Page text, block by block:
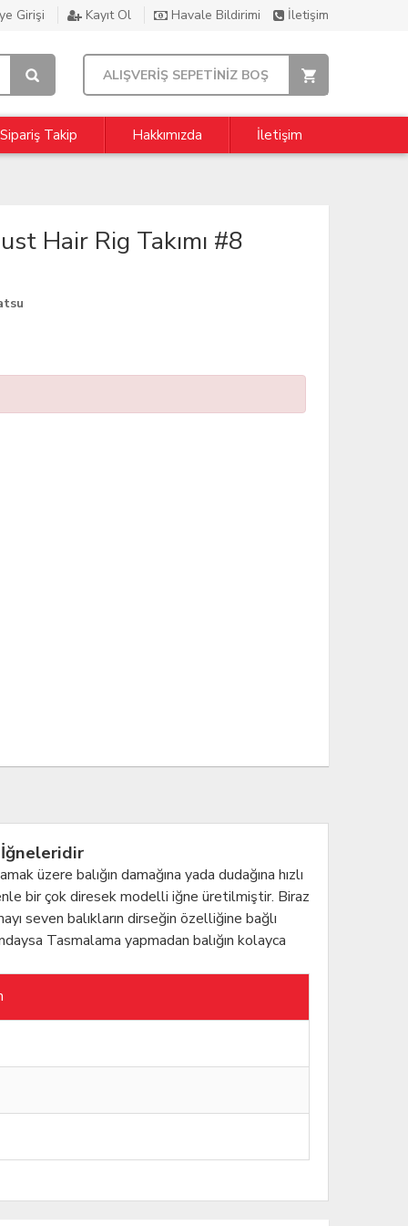
Girişi Kayıt Ol Havale Bildirimi İletişim
ALIŞVERİŞ SEPETİNİZ BOŞ
Sipariş Takip Hakkımızda İletişim
Hair Rig Takımı #8
üzere balığın damağına yada dudağına hızlı
bir çok diresek modelli iğne üretilmiştir. Biraz
seven balıkların dirseğin özelliğine bağlı
Tasmalama yapmadan balığın kolayca